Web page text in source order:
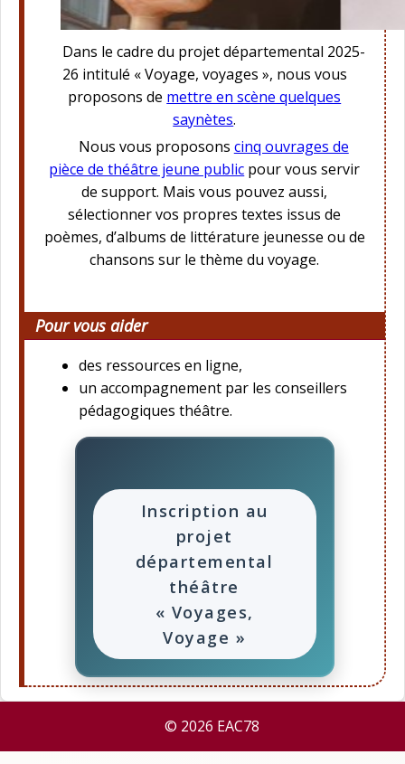
Dans le cadre du projet départemental 2025-
26 intitulé « Voyage, voyages », nous vous
proposons de mettre en scène quelques
saynètes.
Nous vous proposons cinq ouvrages de
pièce de théâtre jeune public pour vous servir
de support. Mais vous pouvez aussi,
sélectionner vos propres textes issus de
poèmes, d’albums de littérature jeunesse ou de
chansons sur le thème du voyage.
Pour vous aider
des ressources en ligne,
un accompagnement par les conseillers
pédagogiques théâtre.
Inscription au
projet
départemental
théâtre
« Voyages,
Voyage »
© 2026 EAC78